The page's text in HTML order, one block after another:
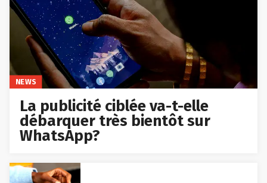
NEWS
La publicité ciblée va-t-elle
débarquer très bientôt sur
WhatsApp?